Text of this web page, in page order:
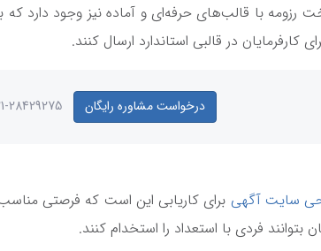
با قالب‌های حرفه‌ای و آماده نیز وجود دارد که
در قالبی استاندارد ارسال کنند.
درخواست مشاوره رایگان 28429275
سایت آگهی برای کاریابی این است که فرصتی
فردی با استعداد را استخدام کنند.